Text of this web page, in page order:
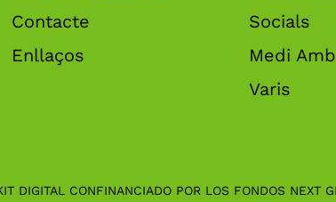
Contacte
Enllaços
Socials
Medi
Varis
DIGITAL CONFINANCIADO POR LOS FONDOS NEXT